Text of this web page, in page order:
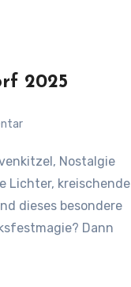
2025
Lichter, kreischende
dieses besondere
Dann